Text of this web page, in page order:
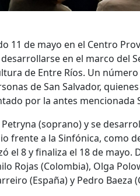
11 de mayo en el Centro
en el marco del
de Entre Ríos. Un
de San Salvador,
por la antes mencionada
(soprano) y se
frente a la Sinfónica, como
el 8 y finaliza el 18 de mayo.
Rojas (Colombia), Olga
(España) y Pedro Baeza